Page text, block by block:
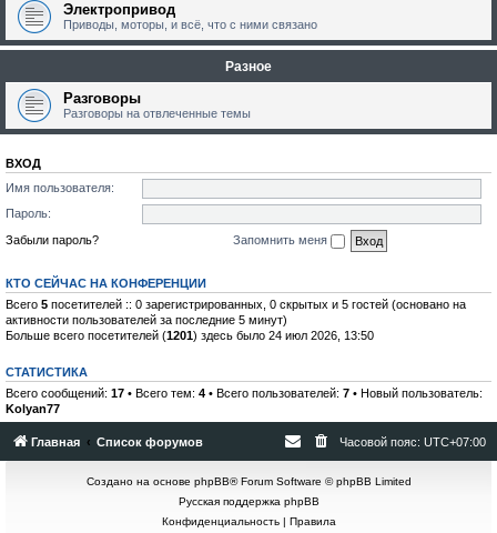
Электропривод
Приводы, моторы, и всё, что с ними связано
Разное
Разговоры
Разговоры на отвлеченные темы
ВХОД
Имя пользователя:
Пароль:
Забыли пароль?
Запомнить меня
КТО СЕЙЧАС НА КОНФЕРЕНЦИИ
Всего 5 посетителей :: 0 зарегистрированных, 0 скрытых и 5 гостей (основано на
активности пользователей за последние 5 минут)
Больше всего посетителей (1201) здесь было 24 июл 2026, 13:50
СТАТИСТИКА
Всего сообщений: 17 • Всего тем: 4 • Всего пользователей: 7 • Новый пользователь:
Kolyan77
Главная Список форумов Часовой пояс: UTC+07:00
Создано на основе phpBB® Forum Software © phpBB Limited
Русская поддержка phpBB
Конфиденциальность| Правила